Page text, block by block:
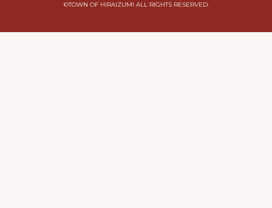
©︎TOWN OF HIRAIZUMI ALL RIGHTS RESERVED.